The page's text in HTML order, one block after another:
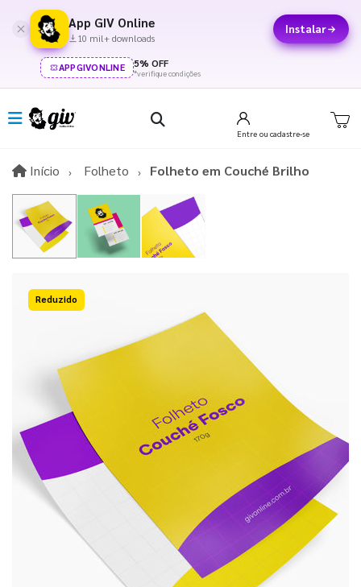
App GIV Online
10 mil+ downloads
Instalar
APPGIVONLINE 5% OFF
*verifique condições
Entre ou cadastre-se
Início InícioFolheto Folheto em Couché Brilho
10%OFF